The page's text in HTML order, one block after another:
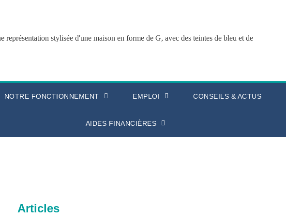
NOTRE FONCTIONNEMENT EMPLOI CONSEILS & ACTUS
AIDES FINANCIÈRES
Articles